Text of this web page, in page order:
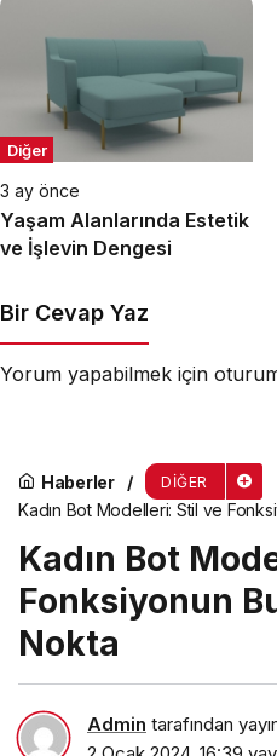
Diğer
3 ay önce
Yaşam Alanlarında Estetik
ve İşlevin Dengesi
Bir Cevap Yaz
Yorum yapabilmek için
Haberler DIĞER
Kadın Bot Modelleri: Stil ve
Kadın Bot
Fonksiyonun
Nokta
Admin tarafından